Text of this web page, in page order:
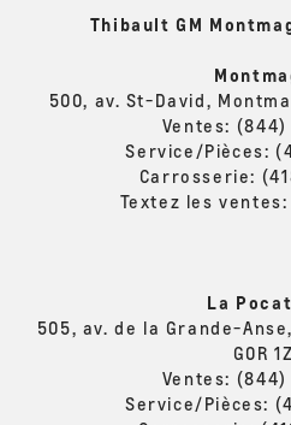
Thibault GM
500, av. St-David,
Ventes: (844)
Service/Pièces:
Carrosserie:
Textez les ventes:
La
505, av. de la Grande-
G0R
Ventes: (844)
Service/Pièces: